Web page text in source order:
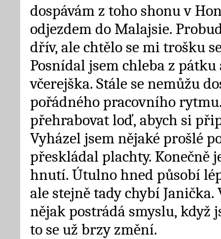
dospávám z toho shonu v
odjezdem do Malajsie.
dřív, ale chtělo se mi trošku
Posnídal jsem chleba z pátku
včerejška. Stále se nemůžu
pořádného pracovního
přehrabovat loď, abych si
Vyházel jsem nějaké prošlé
přeskládal plachty. Konečně
hnutí. Útulno hned působí
ale stejně tady chybí Janička.
nějak postrádá smyslu, když
to se už brzy změní.